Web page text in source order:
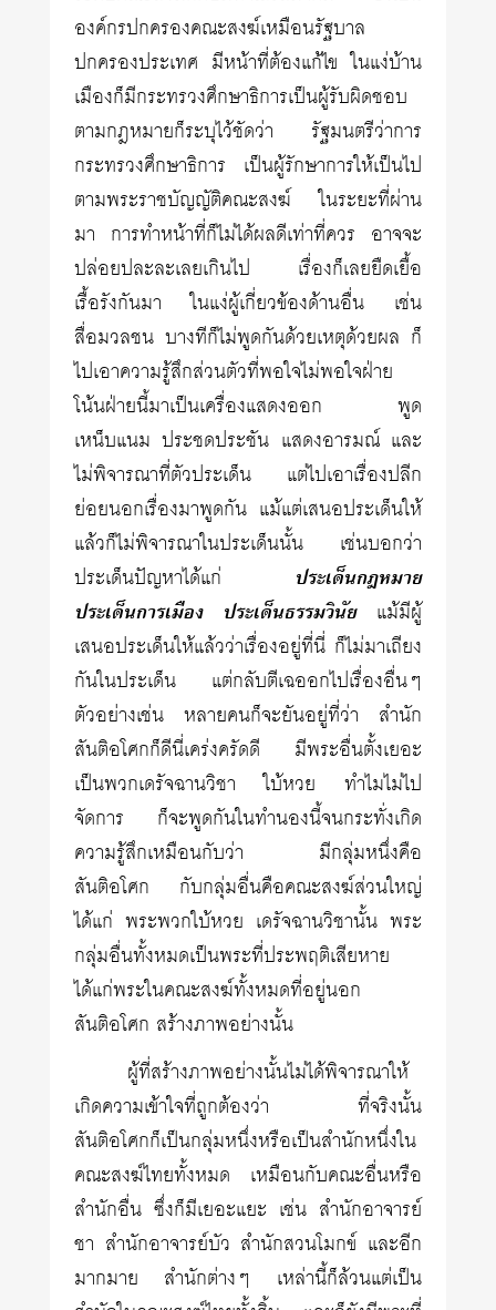
องค์กรปกครองคณะสงฆ์เหมือนรัฐบาล
ปกครองประเทศ มีหน้าที่ต้องแก้ไข ในแง่บ้าน
เมืองก็มีกระทรวงศึกษาธิการเป็นผู้รับผิดชอบ
ตามกฎหมายก็ระบุไว้ชัดว่า รัฐมนตรีว่าการ
กระทรวงศึกษาธิการ เป็นผู้รักษาการให้เป็นไป
ตามพระราชบัญญัติคณะสงฆ์ ในระยะที่ผ่าน
มา การทำหน้าที่ก็ไม่ได้ผลดีเท่าที่ควร อาจจะ
ปล่อยปละละเลยเกินไป เรื่องก็เลยยืดเยื้อ
เรื้อรังกันมา ในแง่ผู้เกี่ยวข้องด้านอื่น เช่น
สื่อมวลชน บางทีก็ไม่พูดกันด้วยเหตุด้วยผล ก็
ไปเอาความรู้สึกส่วนตัวที่พอใจไม่พอใจฝ่าย
โน้นฝ่ายนี้มาเป็นเครื่องแสดงออก พูด
เหน็บแนม ประชดประชัน แสดงอารมณ์ และ
ไม่พิจารณาที่ตัวประเด็น แต่ไปเอาเรื่องปลีก
ย่อยนอกเรื่องมาพูดกัน แม้แต่เสนอประเด็นให้
แล้วก็ไม่พิจารณาในประเด็นนั้น เช่นบอกว่า
ประเด็นปัญหาได้แก่ ประเด็นกฎหมาย
ประเด็นการเมือง
ประเด็นธรรมวินัยแม้มีผู้
เสนอประเด็นให้แล้วว่าเรื่องอยู่ที่นี่ ก็ไม่มาเถียง
กันในประเด็น แต่กลับตีเฉออกไปเรื่องอื่นๆ
ตัวอย่างเช่น หลายคนก็จะยันอยู่ที่ว่า สำนัก
สันติอโศกก็ดีนี่เคร่งครัดดี มีพระอื่นตั้งเยอะ
เป็นพวกเดรัจฉานวิชา ใบ้หวย ทำไมไม่ไป
จัดการ ก็จะพูดกันในทำนองนี้จนกระทั่งเกิด
ความรู้สึกเหมือนกับว่า มีกลุ่มหนึ่งคือ
สันติอโศก กับกลุ่มอื่นคือคณะสงฆ์ส่วนใหญ่
ได้แก่ พระพวกใบ้หวย เดรัจฉานวิชานั้น พระ
กลุ่มอื่นทั้งหมดเป็นพระที่ประพฤติเสียหาย
ได้แก่พระในคณะสงฆ์ทั้งหมดที่อยู่นอก
สันติอโศก สร้างภาพอย่างนั้น
ผู้ที่สร้างภาพอย่างนั้นไม่ได้พิจารณาให้
เกิดความเข้าใจที่ถูกต้องว่า ที่จริงนั้น
สันติอโศกก็เป็นกลุ่มหนึ่งหรือเป็นสำนักหนึ่งใน
คณะสงฆ์ไทยทั้งหมด เหมือนกับคณะอื่นหรือ
สำนักอื่น ซึ่งก็มีเยอะแยะ เช่น สำนักอาจารย์
ชา สำนักอาจารย์บัว สำนักสวนโมกข์ และอีก
มากมาย สำนักต่างๆ เหล่านี้ก็ล้วนแต่เป็น